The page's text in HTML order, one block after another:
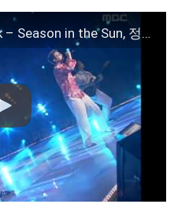
음악캠프 – Jung Jae-wook – Season in the Sun, 정재욱 – 시즌 인 더 썬, Music Camp 20020511